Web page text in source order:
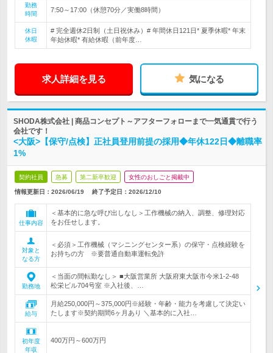
勤務
時間
7:50～17:00（休憩70分／実働8時間）
休日
休暇
# 完全週休2日制（土日祝休み）# 年間休日121日* 夏季休暇* 年末
年始休暇* 有給休暇（前年度…
求人詳細を見る 気になる
SHODA株式会社 | 商品コンセプト～アフターフォローまで一気通貫で行う
会社です！
<大阪>【保守/点検】正社員登用前提の採用◆年休122日◆離職率
1%
契約社員 急募 第二新卒歓迎 女性のおしごと掲載中
情報更新日：2026/06/19 終了予定日： 2026/12/10
仕事内容
＜基本的に急な呼び出しなし＞工作機械の納入、調整、修理対応
をお任せします。
対象と
なる方
＜必須＞工作機械（マシニングセンター系）の保守・点検経験を
お持ちの方 ※要普通自動車運転免許
勤務地
＜当面の間転勤なし＞ ■大阪営業所 大阪府東大阪市今米1-2-48
松栄ビル704号室 ※入社後、…
給与
月給250,000円～375,000円※経験・年齢・能力を考慮して決定い
たします※契約期間6ヶ月あり ＼基本的に入社…
初年度
年収
400万円～600万円